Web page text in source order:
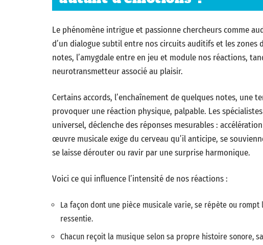
Le phénomène intrigue et passionne chercheurs comme
d’un dialogue subtil entre nos circuits auditifs et les zones
notes, l’amygdale entre en jeu et module nos réactions,
neurotransmetteur associé au plaisir.
Certains accords, l’enchaînement de quelques notes, une
provoquer une réaction physique, palpable. Les
universel, déclenche des réponses mesurables :
œuvre musicale exige du cerveau qu’il anticipe, se
se laisse dérouter ou ravir par une surprise harmonique.
Voici ce qui influence l’intensité de nos réactions :
La façon dont une pièce musicale varie, se répète ou
ressentie.
Chacun reçoit la musique selon sa propre histoire sonore,